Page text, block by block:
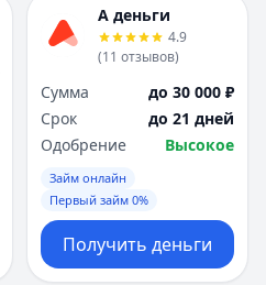
А деньги
4.9
(11 отзывов)
Сумма
до 30 000 ₽
Срок
до 21 дней
Одобрение
Высокое
Займ онлайн
Первый займ 0%
Получить деньги